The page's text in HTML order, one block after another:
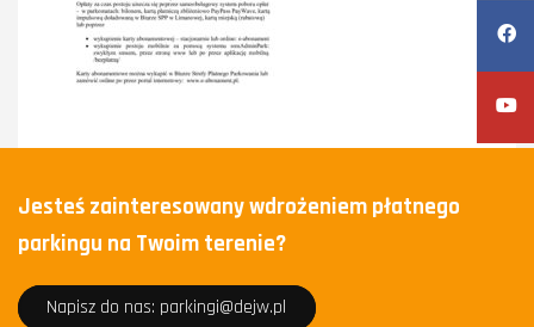
Jesteś zainteresowany wdrożeniem płatnego
parkingu na Twoim terenie?
Napisz do nas: parkingi@dejw.pl